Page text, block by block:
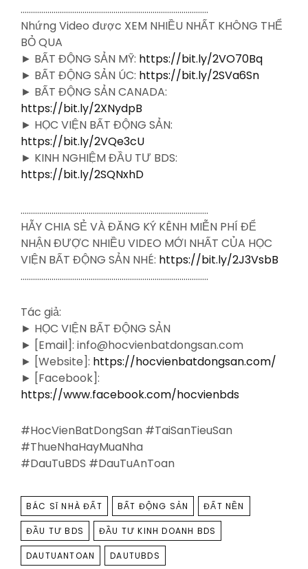
……………………………………………………………………………….
Nhứng Video được XEM NHIỀU NHẤT KHÔNG THỂ
BỎ QUA
► BẤT ĐỘNG SẢN MỸ: https://bit.ly/2VO70Bq
► BẤT ĐỘNG SẢN ÚC: https://bit.ly/2SVa6Sn
► BẤT ĐỘNG SẢN CANADA:
https://bit.ly/2XNydpB
► HỌC VIỆN BẤT ĐỘNG SẢN:
https://bit.ly/2VQe3cU
► KINH NGHIỆM ĐẦU TƯ BDS:
https://bit.ly/2SQNxhD
……………………………………………………………………………….
HẪY CHIA SẺ VÀ ĐĂNG KÝ KÊNH MIỄN PHÍ ĐỂ
NHẬN ĐƯỢC NHIỀU VIDEO MỚI NHẤT CỦA HỌC
VIỆN BẤT ĐỘNG SẢN NHÉ: https://bit.ly/2J3VsbB
……………………………………………………………………………….
Tác giả:
► HỌC VIỆN BẤT ĐỘNG SẢN
► [Email]: info@hocvienbatdongsan.com
► [Website]: https://hocvienbatdongsan.com/
► [Facebook]:
https://www.facebook.com/hocvienbds
#HocVienBatDongSan #TaiSanTieuSan
#ThueNhaHayMuaNha
#DauTuBDS #DauTuAnToan
TAGS
BÁC SĨ NHÀ ĐẤT BẤT ĐỘNG SẢN ĐẤT NỀN
ĐẦU TƯ BDS ĐẦU TƯ KINH DOANH BDS
DAUTUANTOAN DAUTUBDS